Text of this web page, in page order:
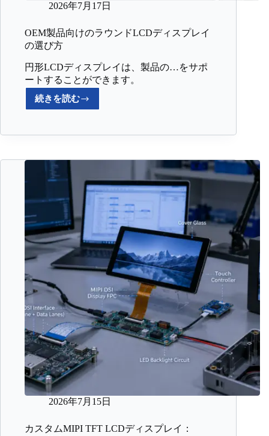
2026年7月17日
OEM製品向けのラウンドLCDディスプレイ
の選び方
円形LCDディスプレイは、製品の…をサポ
ートすることができます。
続きを読む
2026年7月15日
カスタムMIPI TFT LCDディスプレイ：